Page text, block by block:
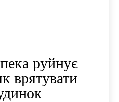
руйнує
врятувати